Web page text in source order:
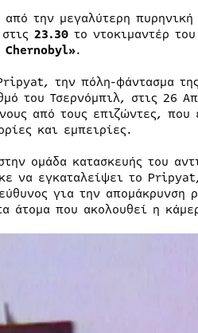
την μεγαλύτερη
στις 23.30το ντοκιμαντέρ
Chernobyl».
την πόλη-φάντασμα
του Τσερνόμπιλ, στις 26
από τους επιζώντες,
και εμπειρίες.
ομάδα κατασκευής του
να εγκαταλείψει το
για την
άτομα που ακολουθεί η